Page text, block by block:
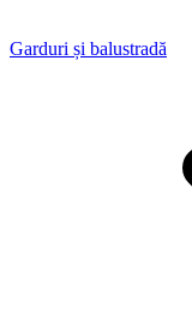
Garduri și balustradă